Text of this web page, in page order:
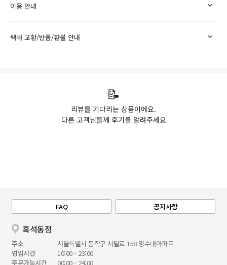
이용 안내
택배 교환/반품/환불 안내
📝
리뷰를 기다리는 상품이에요.
다른 고객님들께 후기를 알려주세요
FAQ 공지사항
흑석동점
주소
서울특별시 동작구 서달로 158 명수대아파트
영업시간
10:00 - 23:00
주문가능시간
00:00 - 24:00